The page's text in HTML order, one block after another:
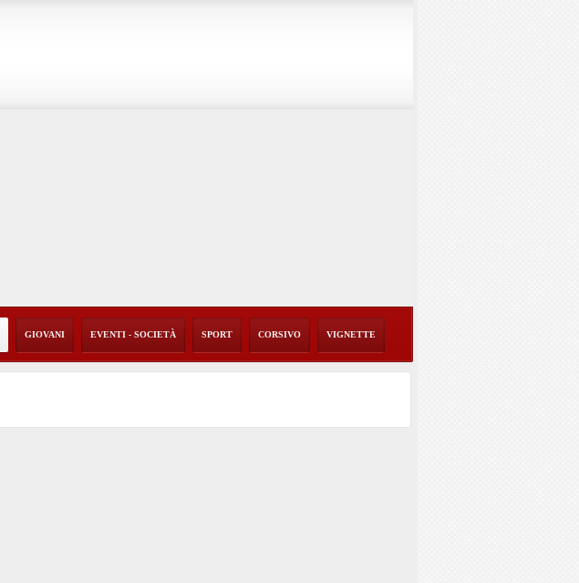
GIOVANI EVENTI - SOCIETÀ SPORT CORSIVO VIGNETTE